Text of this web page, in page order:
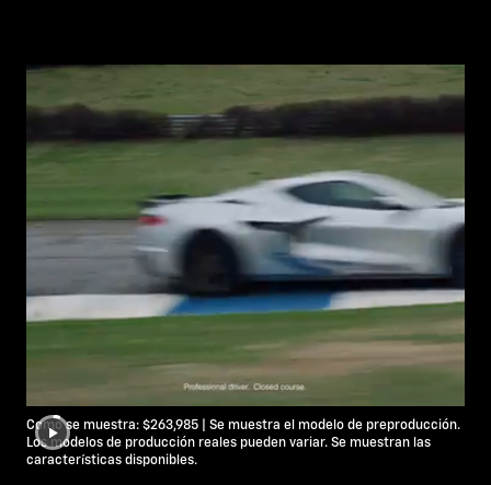
Como se muestra: $263,985 | Se muestra el modelo de preproducción.
Los modelos de producción reales pueden variar. Se muestran las
características disponibles.